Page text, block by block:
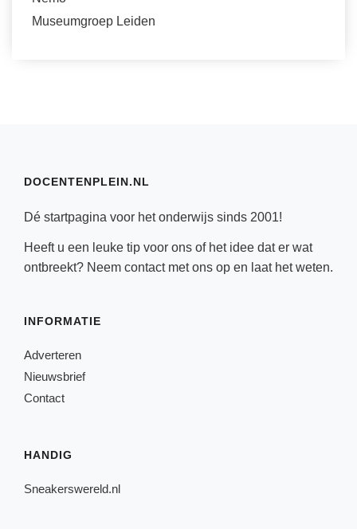
Museumgroep Leiden
DOCENTENPLEIN.NL
Dé startpagina voor het onderwijs sinds 2001!
Heeft u een leuke tip voor ons of het idee dat er wat
ontbreekt? Neem contactmet ons op en laat het weten.
INFORMATIE
Adverteren
Nieuwsbrief
Contact
HANDIG
Sneakerswereld.nl